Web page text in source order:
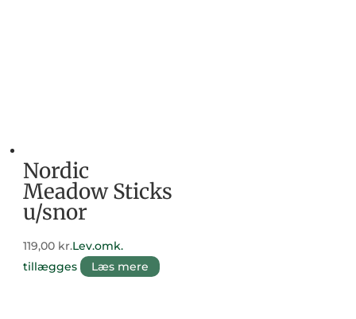
Nordic
Meadow Sticks
u/snor
119,00 kr.Lev.omk.
tillægges
Læs mere